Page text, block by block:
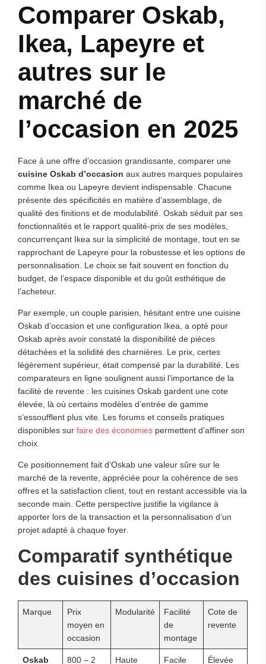
Comparer Oskab,
Ikea, Lapeyre et
autres sur le
marché de
l’occasion en 2025
Face à une offre d’occasion grandissante, comparer une
cuisine Oskab d’occasion aux autres marques populaires
comme Ikea ou Lapeyre devient indispensable. Chacune
présente des spécificités en matière d’assemblage, de
qualité des finitions et de modulabilité. Oskab séduit par ses
fonctionnalités et le rapport qualité-prix de ses modèles,
concurrençant Ikea sur la simplicité de montage, tout en se
rapprochant de Lapeyre pour la robustesse et les options de
personnalisation. Le choix se fait souvent en fonction du
budget, de l’espace disponible et du goût esthétique de
l’acheteur.
Par exemple, un couple parisien, hésitant entre une cuisine
Oskab d’occasion et une configuration Ikea, a opté pour
Oskab après avoir constaté la disponibilité de pièces
détachées et la solidité des charnières. Le prix, certes
légèrement supérieur, était compensé par la durabilité. Les
comparateurs en ligne soulignent aussi l’importance de la
facilité de revente : les cuisines Oskab gardent une cote
élevée, là où certains modèles d’entrée de gamme
s’essoufflent plus vite. Les forums et conseils pratiques
disponibles sur faire des économies permettent d’affiner son
choix.
Ce positionnement fait d’Oskab une valeur sûre sur le
marché de la revente, appréciée pour la cohérence de ses
offres et la satisfaction client, tout en restant accessible via la
seconde main. Cette perspective justifie la vigilance à
apporter lors de la transaction et la personnalisation d’un
projet adapté à chaque foyer.
Comparatif synthétique
des cuisines d’occasion
Marque
Prix
moyen en
occasion
Modularité
Facilité
de
montage
Cote de
revente
Oskab 800 – 2 Haute Facile Élevée